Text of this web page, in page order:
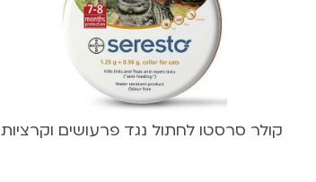
קולר סרסטו לחתול נגד פרעושים וקרציות